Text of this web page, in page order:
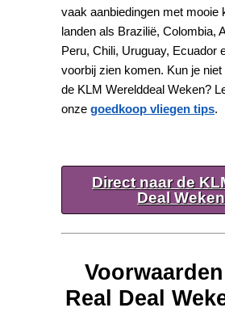
vaak aanbiedingen met mooie
landen als Brazilië, Colombia,
Peru, Chili, Uruguay, Ecuador
voorbij zien komen. Kun je
de KLM Werelddeal Weken?
onzegoedkoop vliegen tips.
Direct naar de
Deal Weken
Real Deal